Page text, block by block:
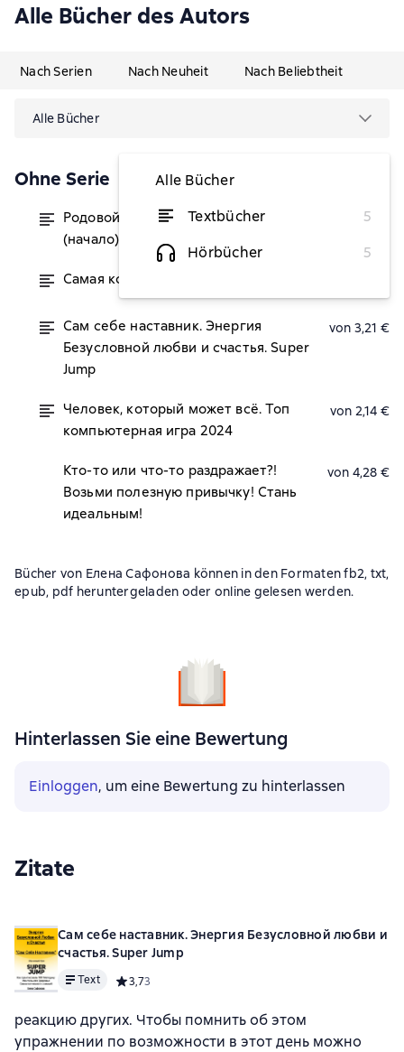
Alle Bücher des Autors
Nach Serien Nach Neuheit Nach Beliebtheit
Alle Bücher
Alle Bücher
Textbücher
5
Hörbücher
5
Ohne Serie
Родовой клуб Взаимосотрудничества
(начало)
von 2,14 €
Самая короткая книга о Богатстве!
Сам себе наставник. Энергия
Безусловной любви и счастья. Super
Jump
von 3,21 €
Человек, который может всё. Топ
компьютерная игра 2024
von 2,14 €
Кто-то или что-то раздражает?!
Возьми полезную привычку! Стань
идеальным!
von 4,28 €
Bücher von Елена Сафонова können in den Formaten fb2, txt,
epub, pdf heruntergeladen oder online gelesen werden.
Hinterlassen Sie eine Bewertung
Einloggen, um eine Bewertung zu hinterlassen
Zitate
Сам себе наставник. Энергия Безусловной любви и
счастья. Super Jump
Text Средний рейтинг 3,7 на основе 3 оценок
3,73
реакцию других. Чтобы помнить об этом
упражнении по возможности в этот день можно